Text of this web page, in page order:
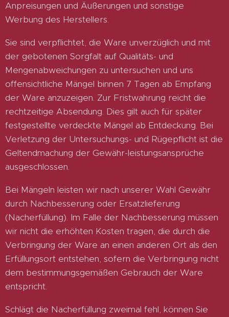
Anpreisungen und Äußerungen und sonstige
Werbung des Herstellers.
Sie sind verpflichtet, die Ware unverzüglich und mit
der gebotenen Sorgfalt auf Qualitäts- und
Mengenabweichungen zu untersuchen und uns
offensichtliche Mängel binnen 7 Tagen ab Empfang
der Ware anzuzeigen. Zur Fristwahrung reicht die
rechtzeitige Absendung. Dies gilt auch für später
festgestellte verdeckte Mängel ab Entdeckung. Bei
Verletzung der Untersuchungs- und Rügepflicht ist die
Geltendmachung der Gewähr-leistungsansprüche
ausgeschlossen.
Bei Mängeln leisten wir nach unserer Wahl Gewähr
durch Nachbesserung oder Ersatzlieferung
(Nacherfüllung). Im Falle der Nachbesserung müssen
wir nicht die erhöhten Kosten tragen, die durch die
Verbringung der Ware an einen anderen Ort als den
Erfüllungsort entstehen, sofern die Verbringung nicht
dem bestimmungsgemäßen Gebrauch der Ware
entspricht.
Schlägt die Nacherfüllung zweimal fehl, können Sie